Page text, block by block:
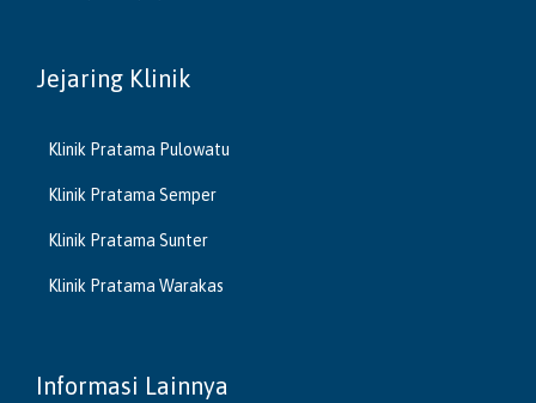
Jejaring Klinik
Klinik Pratama Pulowatu
Klinik Pratama Semper
Klinik Pratama Sunter
Klinik Pratama Warakas
Informasi Lainnya